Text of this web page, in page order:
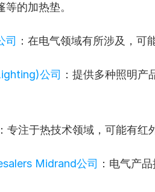
的加热垫。
司 ：在电气领域有所涉及，可
公司 ：提供多种照明
：专注于热技术领域，可能有红
Midrand公司 ：电气产